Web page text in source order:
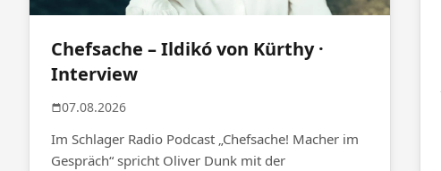
Chefsache – Ildikó von Kürthy ·
Interview
07.08.2026
Im Schlager Radio Podcast „Chefsache! Macher im
Gespräch“ spricht Oliver Dunk mit der